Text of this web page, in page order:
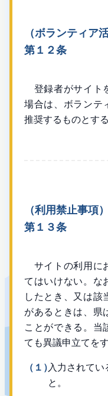
（ボランティア
第１２条
登録者がサイト
場合は、ボランテ
推奨するものとする
（利用禁止事項）
第１３条
サイトの利用に
てはいけない。な
したとき、又は該
があるときは、県
ことができる。当
ても異議申立てを
（１）入力されて
と。